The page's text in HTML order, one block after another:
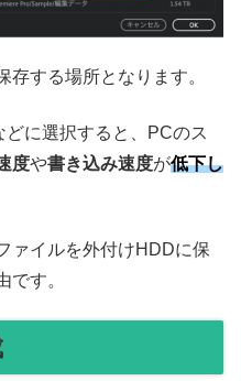
存する場所となります。
に選択すると、PCのス
度や書き込み速度が低下し
ァイルを外付けHDDに保
です。